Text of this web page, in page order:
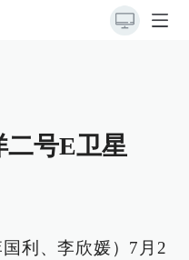
号E卫星
利、李欣媛）7月2